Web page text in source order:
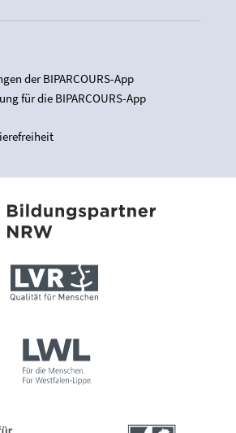
der BIPARCOURS-App
für die BIPARCOURS-App